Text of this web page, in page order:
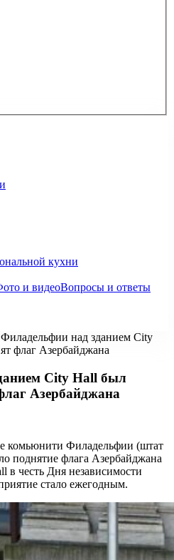
кухни
и видеоВопросы и ответы
над зданием City
флаг Азербайджана
City Hall был
Азербайджана
комьюнити Филадельфии (штат
поднятие флага Азербайджана
в честь Дня независимости
стало ежегодным.